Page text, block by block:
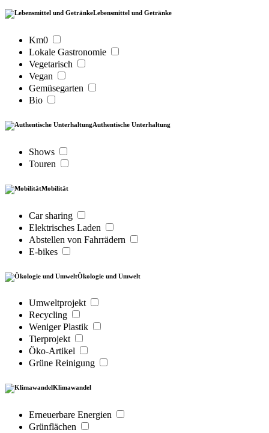
Lebensmittel und Getränke
Km0
Lokale Gastronomie
Vegetarisch
Vegan
Gemüsegarten
Bio
Authentische Unterhaltung
Shows
Touren
Mobilität
Car sharing
Elektrisches Laden
Abstellen von Fahrrädern
E-bikes
Ökologie und Umwelt
Umweltprojekt
Recycling
Weniger Plastik
Tierprojekt
Öko-Artikel
Grüne Reinigung
Klimawandel
Erneuerbare Energien
Grünflächen